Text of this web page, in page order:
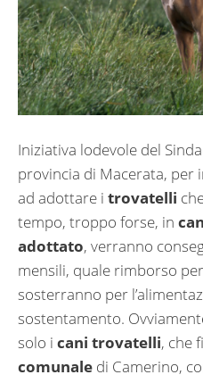
Iniziativa lodevole del
provincia di Macerata, per
ad adottare i trovatelli
tempo, troppo forse, in
adottato, verranno
mensili, quale rimborso
sosterranno per
sostentamento.
solo i cani trovatelli, che
comunale di Camerino,